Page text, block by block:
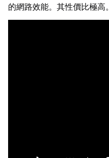
的網路效能。其性價比極高。